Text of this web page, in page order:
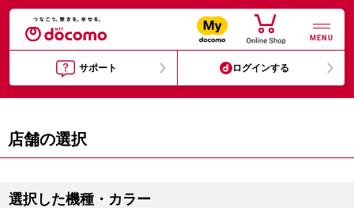
MENU
サポート ログインする
店舗の選択
選択した機種・カラー